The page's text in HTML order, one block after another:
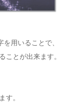
用いることで、
ことが出来ます。
す。